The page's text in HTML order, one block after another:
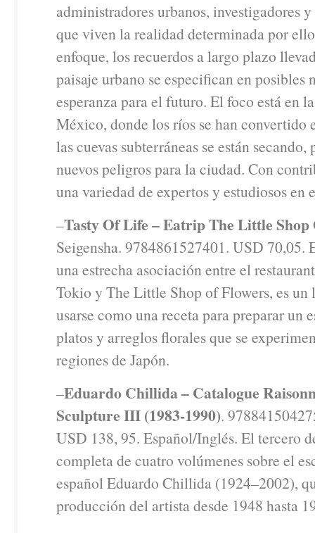
administradores urbanos, investigadores
que viven la realidad determinada por
enfoque, los recuerdos a largo plazo
paisaje urbano se especifican en posibles
esperanza para el futuro. El foco está en
México, donde los ríos se han convertido
las cuevas subterráneas se están secando,
nuevos peligros para la ciudad. Con
una variedad de expertos y estudiosos en
–Tasty Of Life – Eatrip The Little Shop
Seigensha. 9784861527401. USD 70,05.
una estrecha asociación entre el
Tokio y The Little Shop of Flowers, es un
usarse como una receta para preparar un
platos y arreglos florales que se
regiones de Japón.
–Eduardo Chillida – Catalogue
Sculpture III (1983-1990).
USD 138, 95. Español/Inglés. El tercero
completa de cuatro volúmenes sobre el
español Eduardo Chillida (1924–2002),
producción del artista desde 1948 hasta